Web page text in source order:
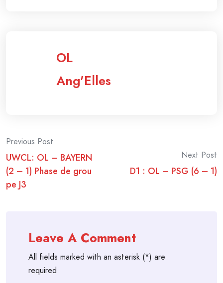
OL
Ang'Elles
Post
navigation
Previous Post
UWCL: OL – BAYERN
(2 – 1) Phase de grou
pe J3
Next Post
D1 : OL – PSG (6 – 1)
Leave A Comment
All fields marked with an asterisk (*) are
required